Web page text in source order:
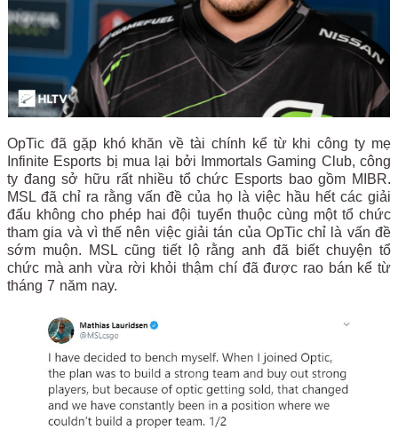
OpTic đã gặp khó khăn về tài chính kể từ khi công ty mẹ
Infinite Esports bị mua lại bởi Immortals Gaming Club, công
ty đang sở hữu rất nhiều tổ chức Esports bao gồm MIBR.
MSL đã chỉ ra rằng vấn đề của họ là việc hầu hết các giải
đấu không cho phép hai đội tuyển thuộc cùng một tổ chức
tham gia và vì thế nên việc giải tán của OpTic chỉ là vấn đề
sớm muộn. MSL cũng tiết lộ rằng anh đã biết chuyện tổ
chức mà anh vừa rời khỏi thậm chí đã được rao bán kể từ
tháng 7 năm nay.